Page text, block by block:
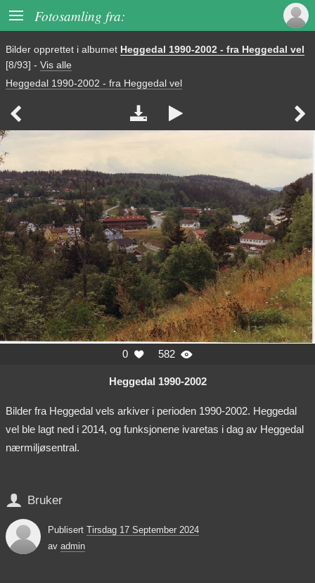
 Fotosamling fra:
Bilder opprettet i albumet Heggedal 1990-2002 - fra Heggedal vel
[8/93] - Vis alle
Heggedal 1990-2002 - fra Heggedal vel
   
0  582 
Heggedal 1990-2002
Bilder fra Heggedal vels arkiver i perioden 1990-2002. Heggedal
vel ble lagt ned i 2014, og funksjonene ivaretas i dag av Heggedal
nærmiljøsentral.
 Bruker
Publisert Tirsdag 17 September 2024
av admin